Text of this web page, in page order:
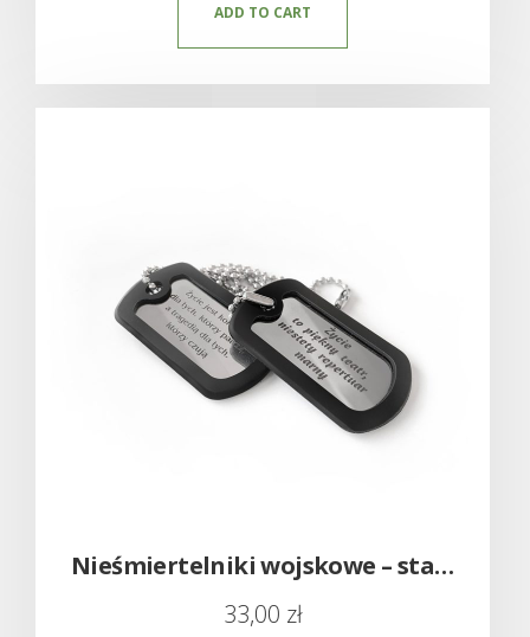
ADD TO CART
Nieśmiertelniki wojskowe – stalowe grawerowane
33,00 zł